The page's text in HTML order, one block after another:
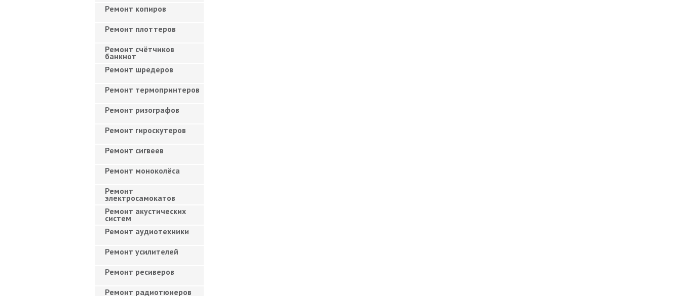
Ремонт копиров
Ремонт плоттеров
Ремонт счётчиков
банкнот
Ремонт шредеров
Ремонт термопринтеров
Ремонт ризографов
Ремонт гироскутеров
Ремонт сигвеев
Ремонт моноколёса
Ремонт
электросамокатов
Ремонт акустических
систем
Ремонт аудиотехники
Ремонт усилителей
Ремонт ресиверов
Ремонт радиотюнеров